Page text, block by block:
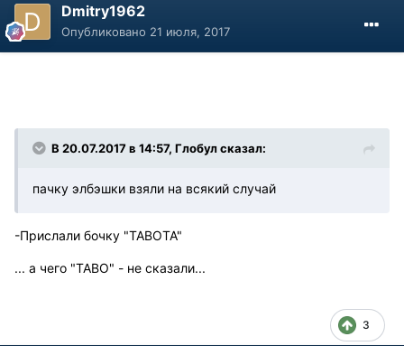
Dmitry1962
Опубликовано 21 июля, 2017
В 20.07.2017 в 14:57, Глобул сказал:
пачку элбэшки взяли на всякий случай
-Прислали бочку "ТАВОТА"
... а чего "ТАВО" - не сказали...
3